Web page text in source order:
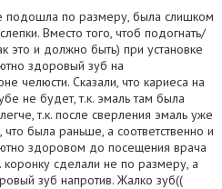
подошла по размеру, была слишком
Вместо того, чтоб подогнать/
это и должно быть) при установке
здоровый зуб на
челюсти. Сказали, что кариеса на
не будет, т.к. эмаль там была
т.к. после сверления эмаль уже
была раньше, а соответственно и
здоровом до посещения врача
сделали не по размеру, а
зуб напротив. Жалко зуб((